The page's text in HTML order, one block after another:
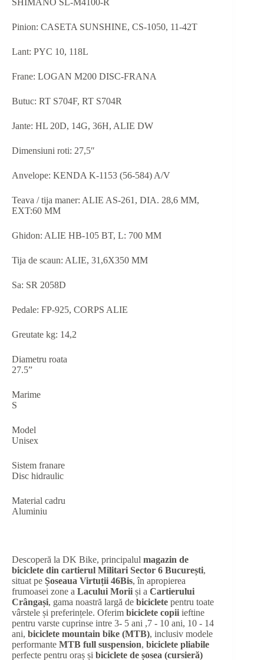
SHIMANO SL-M4100-R
Pinion: CASETA SUNSHINE, CS-1050, 11-42T
Lant: PYC 10, 118L
Frane: LOGAN M200 DISC-FRANA
Butuc: RT S704F, RT S704R
Jante: HL 20D, 14G, 36H, ALIE DW
Dimensiuni roti: 27,5″
Anvelope: KENDA K-1153 (56-584) A/V
Teava / tija maner: ALIE AS-261, DIA. 28,6 MM,
EXT:60 MM
Ghidon: ALIE HB-105 BT, L: 700 MM
Tija de scaun: ALIE, 31,6X350 MM
Sa: SR 2058D
Pedale: FP-925, CORPS ALIE
Greutate kg: 14,2
Diametru roata
27.5”
Marime
S
Model
Unisex
Sistem franare
Disc hidraulic
Material cadru
Aluminiu
Descoperă la DK Bike, principalul magazin de
biciclete din cartierul Militari Sector 6 București,
situat pe Șoseaua Virtuții 46Bis, în apropierea
frumoasei zone a Lacului Morii și a Cartierului
Crângași, gama noastră largă de biciclete pentru toate
vârstele și preferințele. Oferim biciclete copii ieftine
pentru varste cuprinse intre 3- 5 ani ,7 - 10 ani, 10 - 14
ani, biciclete mountain bike (MTB), inclusiv modele
performante MTB full suspension, biciclete pliabile
perfecte pentru oraș și biciclete de șosea (cursieră)